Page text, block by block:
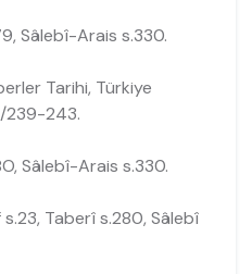
Sâlebî-Arais s.330.
Tarihi, Türkiye
239-243.
Sâlebî-Arais s.330.
Taberî s.280, Sâlebî